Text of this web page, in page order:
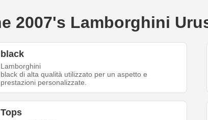
2007's Lamborghini
black
Lamborghini
black di alta qualità utilizzato per un aspetto e
prestazioni personalizzate.
Tops